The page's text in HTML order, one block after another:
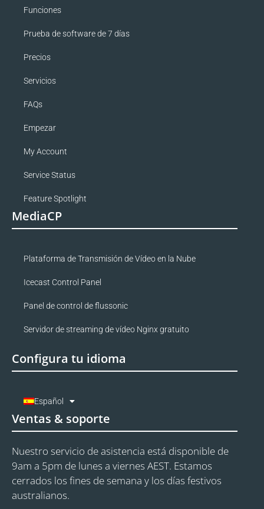
Funciones
Prueba de software de 7 días
Precios
Servicios
FAQs
Empezar
My Account
Service Status
Feature Spotlight
MediaCP
Plataforma de Transmisión de Vídeo en la Nube
Icecast Control Panel
Panel de control de flussonic
Servidor de streaming de vídeo Nginx gratuito
Configura tu idioma
Español
Ventas & soporte
Nuestro servicio de asistencia está disponible de
9am a 5pm de lunes a viernes AEST. Estamos
cerrados los fines de semana y los días festivos
australianos.